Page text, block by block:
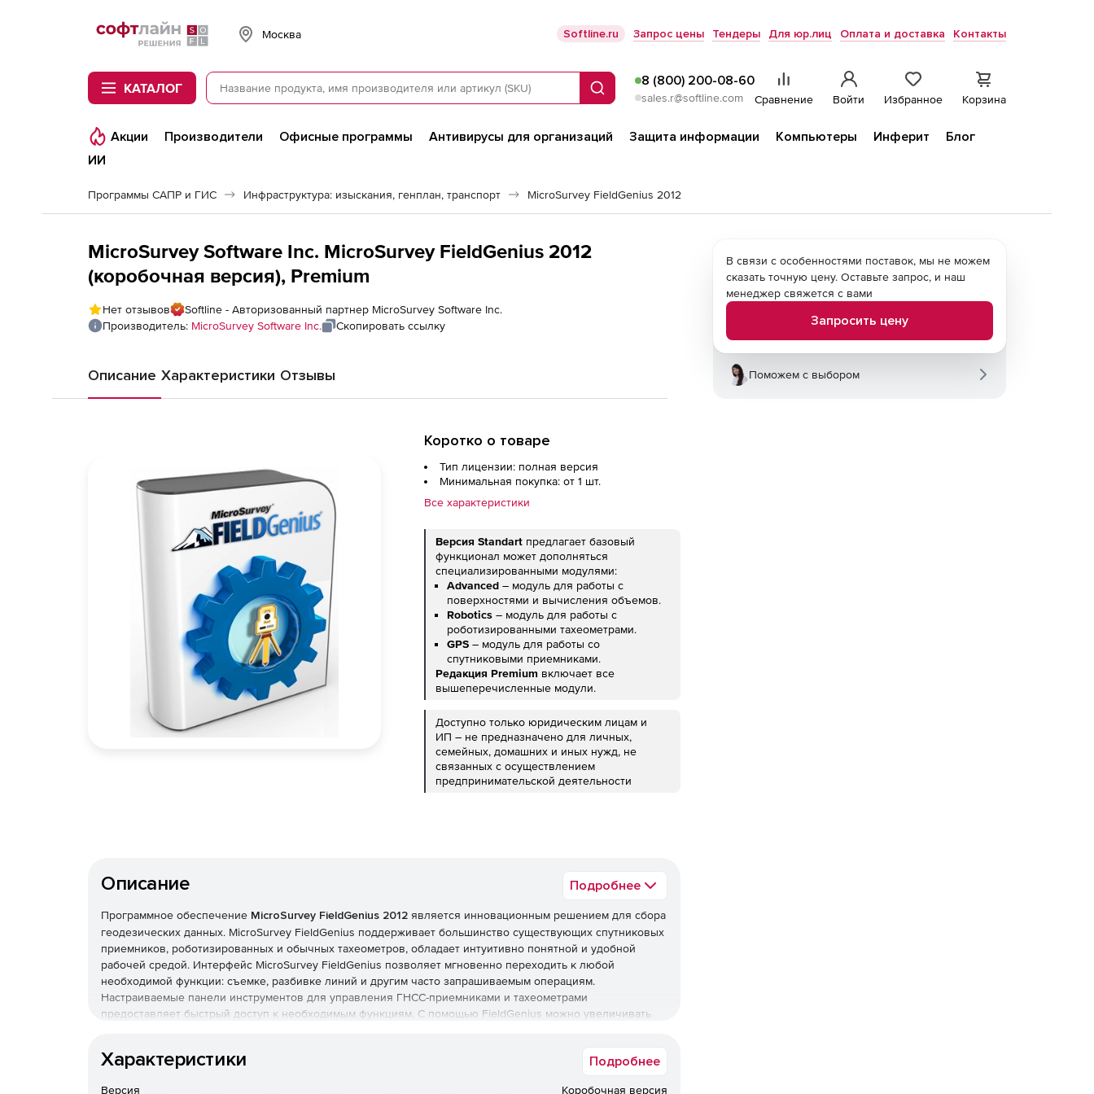
Softline
Москва Softline.ru Запрос цены Тендеры Для юр.лиц Оплата и доставка Контакты
КАТАЛОГ Поиск
8 (800) 200-08-60
sales.r@softline.com Сравнение Войти Избранное Корзина
Акции Производители Офисные программы Антивирусы для организаций Защита информации Компьютеры Инферит
Блог
ИИ
Программы САПР и ГИС Инфраструктура: изыскания, генплан, транспорт MicroSurvey FieldGenius 2012
MicroSurvey Software Inc. MicroSurvey FieldGenius 2012
(коробочная версия), Premium
Нет отзывов
Softline - Авторизованный партнер MicroSurvey Software Inc.
Производитель: MicroSurvey Software Inc. Скопировать ссылку
Описание Характеристики Отзывы
Коротко о товаре
Тип лицензии: полная версия
Минимальная покупка: от 1 шт.
Все характеристики
Версия Standart предлагает базовый
функционал может дополняться
специализированными модулями:
Advanced – модуль для работы с
поверхностями и вычисления объемов.
Robotics – модуль для работы с
роботизированными тахеометрами.
GPS – модуль для работы со
спутниковыми приемниками.
Редакция Premium включает все
вышеперечисленные модули.
Доступно только юридическим лицам и
ИП – не предназначено для личных,
семейных, домашних и иных нужд, не
связанных с осуществлением
предпринимательской деятельности
Описание Подробнее
Программное обеспечение MicroSurvey FieldGenius 2012 является инновационным решением для сбора
геодезических данных. MicroSurvey FieldGenius поддерживает большинство существующих спутниковых
приемников, роботизированных и обычных тахеометров, обладает интуитивно понятной и удобной
рабочей средой. Интерфейс MicroSurvey FieldGenius позволяет мгновенно переходить к любой
необходимой функции: съемке, разбивке линий и другим часто запрашиваемым операциям.
Настраиваемые панели инструментов для управления ГНСС-приемниками и тахеометрами
предоставляет быстрый доступ к необходимым функциям. С помощью FieldGenius можно увеличивать
поддержки «интеллектуальных» точек, импорта и экспорта файлов DXF и LandXML. Благодаря поддержке
Характеристики Подробнее
Версия Коробочная версия
В связи с особенностями поставок, мы не можем
сказать точную цену. Оставьте запрос, и наш
менеджер свяжется с вами
Запросить цену
Поможем с выбором